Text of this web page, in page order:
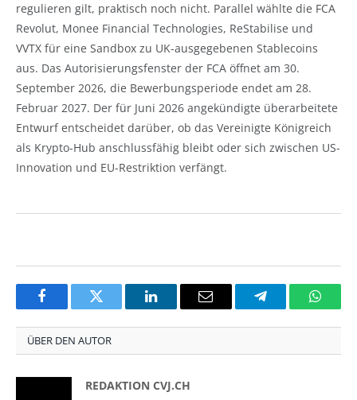
regulieren gilt, praktisch noch nicht. Parallel wählte die FCA
Revolut, Monee Financial Technologies, ReStabilise und
VVTX für eine Sandbox zu UK-ausgegebenen Stablecoins
aus. Das Autorisierungsfenster der FCA öffnet am 30.
September 2026, die Bewerbungsperiode endet am 28.
Februar 2027. Der für Juni 2026 angekündigte überarbeitete
Entwurf entscheidet darüber, ob das Vereinigte Königreich
als Krypto-Hub anschlussfähig bleibt oder sich zwischen US-
Innovation und EU-Restriktion verfängt.
FacebookTwitter LinkedInEmail Telegram
ÜBER DEN AUTOR
REDAKTION CVJ.CH